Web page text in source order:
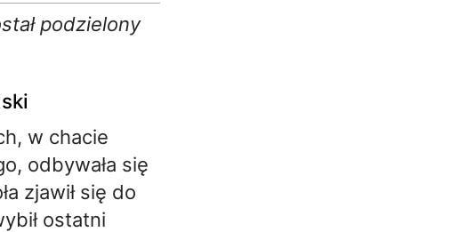
podzielony
w chacie
odbywała się
zjawił się do
ostatni